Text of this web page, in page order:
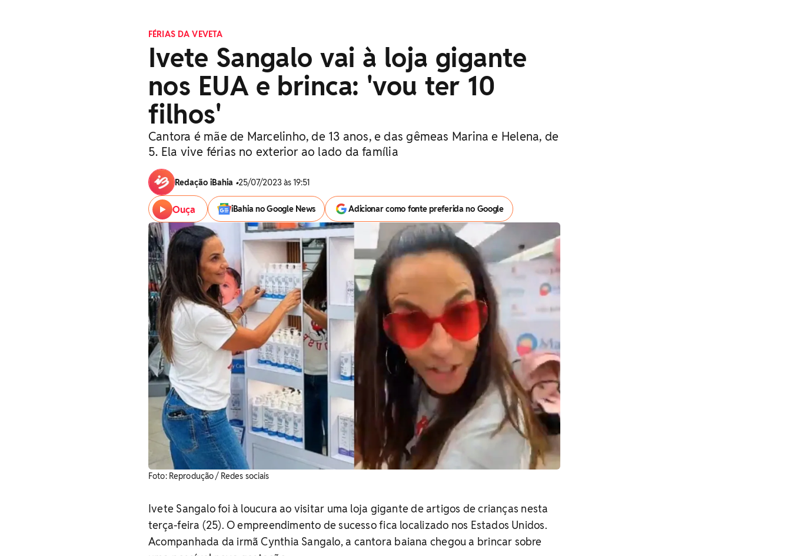
FÉRIAS DA VEVETA
Ivete Sangalo vai à loja gigante
nos EUA e brinca: 'vou ter 10
filhos'
Cantora é mãe de Marcelinho, de 13 anos, e das gêmeas Marina e Helena, de
5. Ela vive férias no exterior ao lado da família
Redação iBahia •25/07/2023 às 19:51
Ouça iBahia no Google News Adicionar como fonte preferida no Google
Foto: Reprodução / Redes sociais
Ivete Sangalo foi à loucura ao visitar uma loja gigante de artigos de crianças nesta
terça-feira (25). O empreendimento de sucesso fica localizado nos Estados Unidos.
Acompanhada da irmã Cynthia Sangalo, a cantora baiana chegou a brincar sobre